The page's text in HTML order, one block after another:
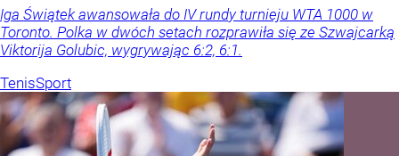
Iga Świątek awansowała do IV rundy turnieju WTA 1000 w
Toronto. Polka w dwóch setach rozprawiła się ze Szwajcarką
Viktorija Golubic, wygrywając 6:2, 6:1.
TenisSport